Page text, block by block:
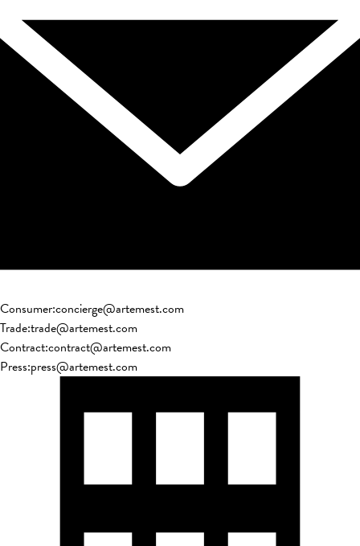
Consumer:concierge@artemest.com
Trade:trade@artemest.com
Contract:contract@artemest.com
Press:press@artemest.com